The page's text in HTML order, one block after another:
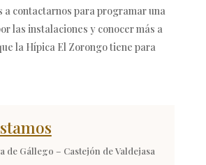
a contactarnos para programar una
las instalaciones y conocer más a
la Hípica El Zorongo tiene para
de Gállego – Castejón de Valdejasa